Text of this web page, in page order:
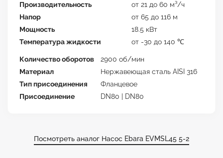
Производительность
от 21 до 60 м³/ч
Напор
от 65 до 116 м
Мощность
18.5 кВт
Температура жидкости
от -30 до 140 ℃
Количество оборотов
2900 об/мин
Материал
Нержавеющая сталь AISI 316
Тип присоединения
Фланцевое
Присоединение
DN80 | DN80
Посмотреть аналог Насос Ebara EVMSL45 5-2